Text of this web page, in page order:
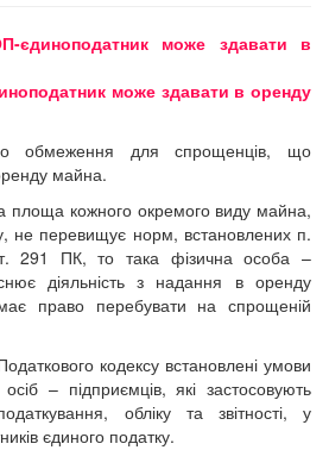
може здавати в оренду
обмеження для спрощенців, що
майна.
площа кожного окремого виду майна,
не перевищує норм, встановлених п.
291 ПК, то така фізична особа –
діяльність з надання в оренду
право перебувати на спрощеній
кодексу встановлені умови
– підприємців, які застосовують
обліку та звітності, у
єдиного податку.